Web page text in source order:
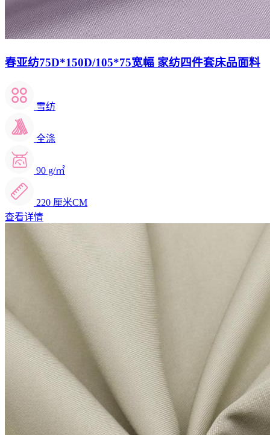
春亚纺75D*150D/105*75宽幅 家纺四件套床品面料
雪纺
全涤
90 g/㎡
220 厘米CM
查看详情